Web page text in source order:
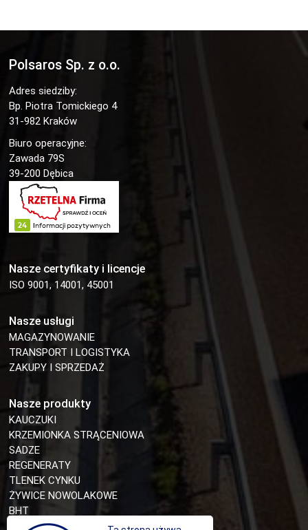
Polsaros Sp. z o.o.
Adres siedziby:
Bp. Piotra Tomickiego 4
31-982 Kraków
Biuro operacyjne:
Zawada 79S
39-200 Dębica
Nasze certyfikaty i licencje
ISO 9001, 14001, 45001
Nasze usługi
MAGAZYNOWANIE
TRANSPORT I LOGISTYKA
ZAKUPY I SPRZEDAŻ
Nasze produkty
KAUCZUKI
KRZEMIONKA STRĄCENIOWA
SADZE
REGENERATY
TLENEK CYNKU
ŻYWICE NOWOLAKOWE
BHT
MIESZANKI GUMOWE